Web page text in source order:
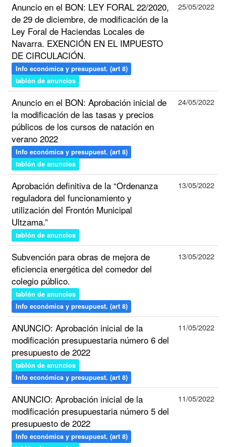
Anuncio en el BON: LEY FORAL 22/2020,
de 29 de diciembre, de modificación de la
Ley Foral de Haciendas Locales de
Navarra. EXENCIÓN EN EL IMPUESTO
DE CIRCULACIÓN.
Info económica y presupuest. (art 8)
tablón de anuncios
25/05/2022
Anuncio en el BON: Aprobación inicial de
la modificación de las tasas y precios
públicos de los cursos de natación en
verano 2022
Info económica y presupuest. (art 8)
tablón de anuncios
24/05/2022
Aprobación definitiva de la “Ordenanza
reguladora del funcionamiento y
utilización del Frontón Municipal
Ultzama.”
tablón de anuncios
13/05/2022
Subvención para obras de mejora de
eficiencia energética del comedor del
colegio público.
tablón de anuncios
Info económica y presupuest. (art 8)
13/05/2022
ANUNCIO: Aprobación inicial de la
modificación presupuestaria número 6 del
presupuesto de 2022
tablón de anuncios
Info económica y presupuest. (art 8)
11/05/2022
ANUNCIO: Aprobación inicial de la
modificación presupuestaria número 5 del
presupuesto de 2022
Info económica y presupuest. (art 8)
11/05/2022